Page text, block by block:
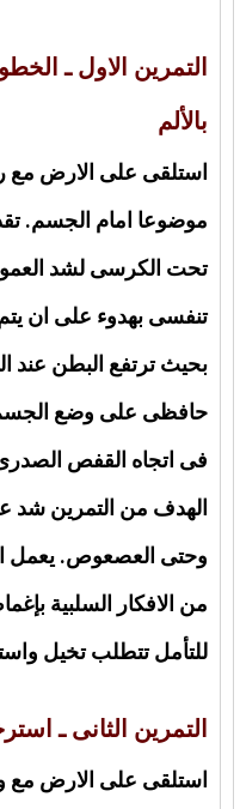
التمرين الاول ـ
بالألم
استلقى على الارض
موضوعا امام الجسم.
تحت الكرسى لشد
تنفسى بهدوء على ان
بحيث ترتفع البطن عند
حافظى على وضع
فى اتجاه القفص
الهدف من التمرين شد
وحتى العصعوص. يعمل
من الافكار السلبية
للتأمل تتطلب تخيل
التمرين الثانى ـ
استلقى على الارض